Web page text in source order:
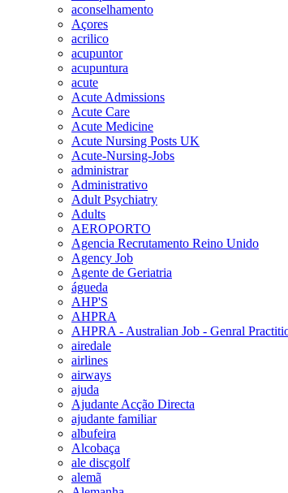
aconselhamento
Açores
acrilico
acupuntor
acupuntura
acute
Acute Admissions
Acute Care
Acute Medicine
Acute Nursing Posts UK
Acute-Nursing-Jobs
administrar
Administrativo
Adult Psychiatry
Adults
AEROPORTO
Agencia Recrutamento Reino Unido
Agency Job
Agente de Geriatria
águeda
AHP'S
AHPRA
AHPRA - Australian Job - Genral
airedale
airlines
airways
ajuda
Ajudante Acção Directa
ajudante familiar
albufeira
Alcobaça
ale discgolf
alemã